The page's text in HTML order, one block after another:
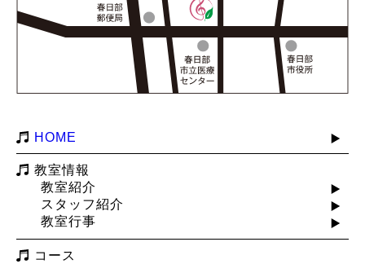
HOME
教室情報
教室紹介
スタッフ紹介
教室行事
コース